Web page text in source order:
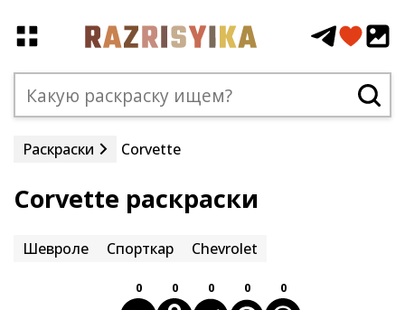
Раскраски Corvette
Corvette раскраски
Шевроле Спорткар Chevrolet
0 0 0 0 0